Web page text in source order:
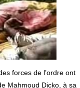
forces de l’ordre ont
Mahmoud Dicko, à sa